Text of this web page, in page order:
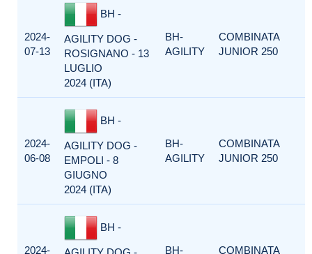
2024-
07-13
BH -
AGILITY DOG -
ROSIGNANO - 13
LUGLIO
2024 (ITA)
BH-
AGILITY
COMBINATA
JUNIOR 250
2024-
06-08
BH -
AGILITY DOG -
EMPOLI - 8
GIUGNO
2024 (ITA)
BH-
AGILITY
COMBINATA
JUNIOR 250
2024-
BH -
BH-
COMBINATA